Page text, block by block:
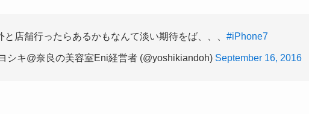
と店舗行ったらあるかもなんて淡い期待をば、、、 #iPhone7
シキ@奈良の美容室Eni経営者 (@yoshikiandoh) September 16, 2016